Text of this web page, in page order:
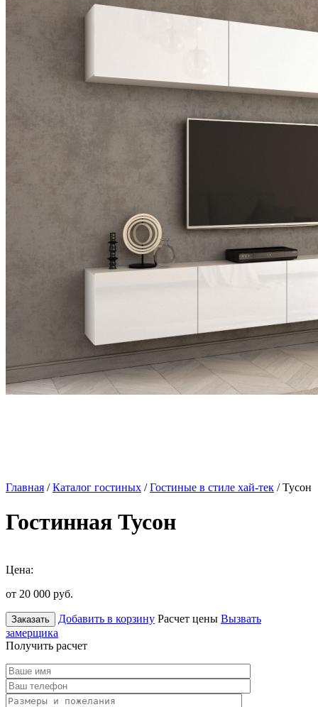
Главная /Каталог гостиных /Гостиные в стиле хай-тек / Тусон
Гостинная Тусон
Цена:
от 20 000 руб.
Заказать Добавить в корзину Расчет цены Вызвать
замерщика
Получить расчет